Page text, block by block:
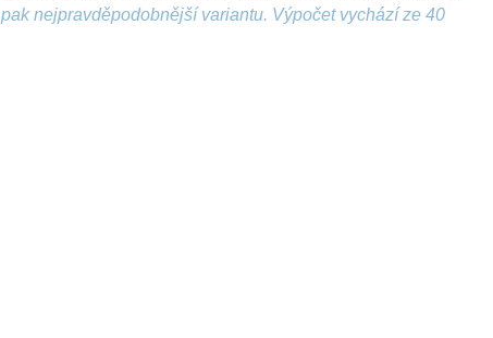
nejpravděpodobnější variantu. Výpočet vychází ze 40